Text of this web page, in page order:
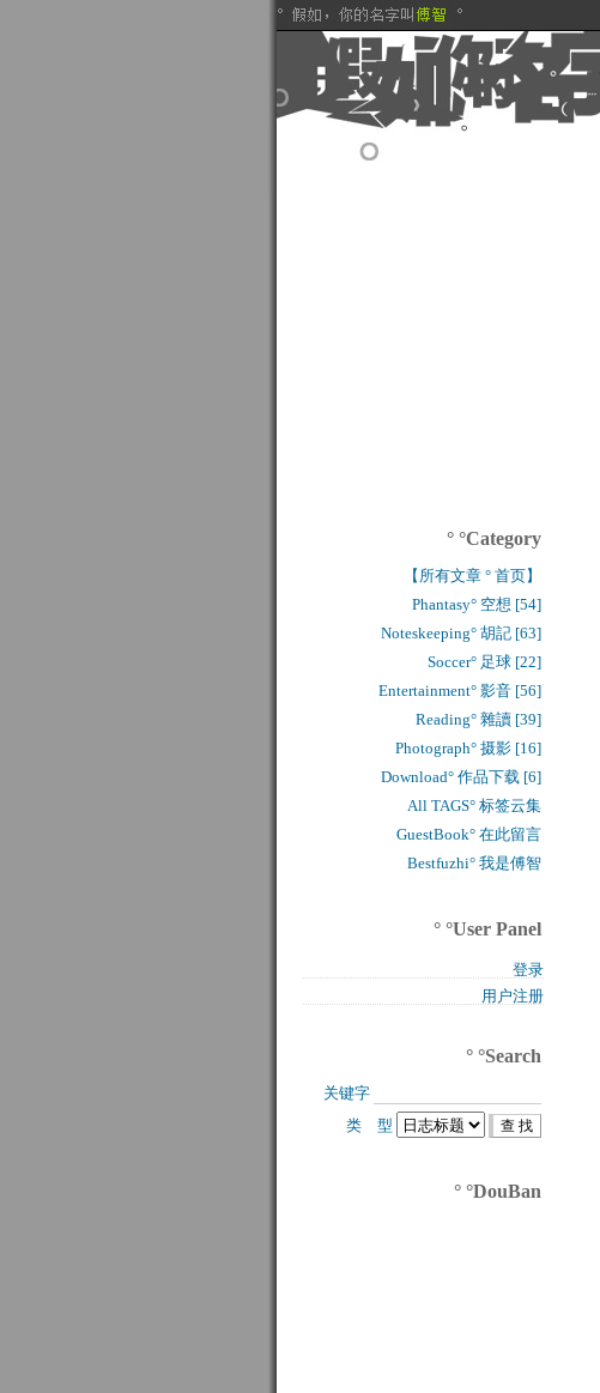
° °Category
【所有文章 ° 首页】
Phantasy° 空想 [54]
Noteskeeping° 胡記 [63]
Soccer° 足球 [22]
Entertainment° 影音 [56]
Reading° 雜讀 [39]
Photograph° 摄影 [16]
Download° 作品下载 [6]
All TAGS° 标签云集
GuestBook° 在此留言
Bestfuzhi° 我是傅智
° °User Panel
登录
用户注册
° °Search
关键字
类 型
° °DouBan